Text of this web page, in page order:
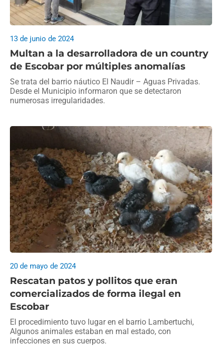
Multan a la desarrolladora de un country
de Escobar por múltiples anomalías
13 de junio de 2024
Se trata del barrio náutico El Naudir – Aguas Privadas.
Desde el Municipio informaron que se detectaron
numerosas irregularidades.
Rescatan patos y pollitos que eran
comercializados de forma ilegal en
Escobar
20 de mayo de 2024
El procedimiento tuvo lugar en el barrio Lambertuchi,
Algunos animales estaban en mal estado, con
infecciones en sus cuerpos.